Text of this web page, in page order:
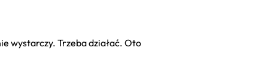
wystarczy. Trzeba działać. Oto